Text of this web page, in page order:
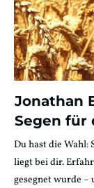
Jonathan
Segen für
Du hast die Wahl:
liegt bei dir.
gesegnet wurde –